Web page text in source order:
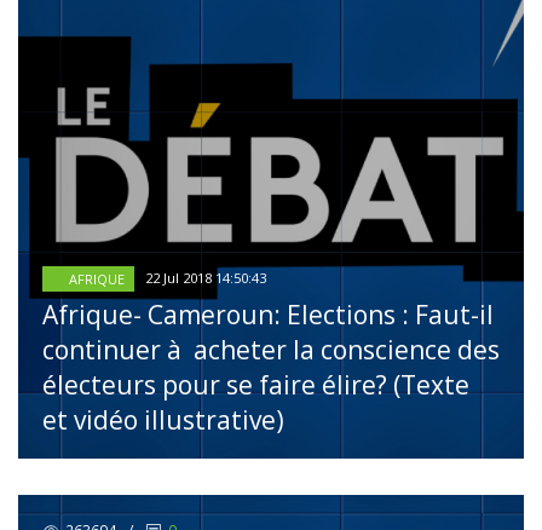
AFRIQUE 22 Jul 2018 14:50:43
Afrique- Cameroun: Elections : Faut-il
continuer à acheter la conscience des
électeurs pour se faire élire? (Texte
et vidéo illustrative)